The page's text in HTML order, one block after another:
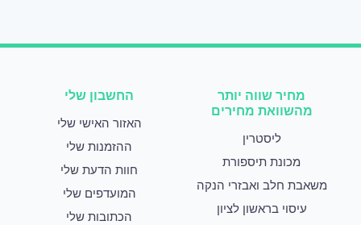
מחיר שווה יותר
מהשוואת מחירים
ליסטרין
מכונת תיספורת
משאבת חלב ואבזרי הנקה
עיסוי בראשון לציון
החשבון שלי
האזור האישי שלי
ההזמנות שלי
חוות הדעת שלי
המועדפים שלי
הכתובות שלי